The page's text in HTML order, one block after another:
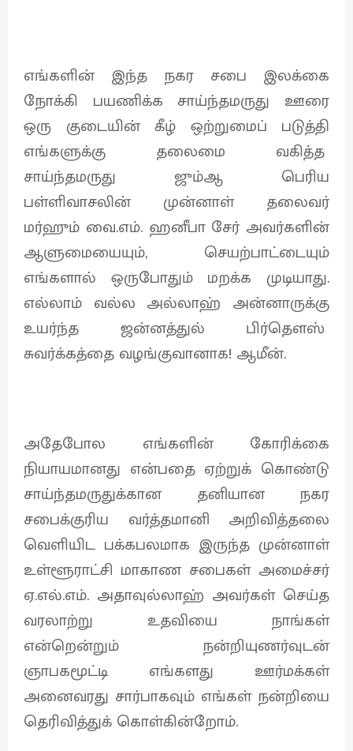
எங்களின் இந்த நகர சபை இலக்கை
நோக்கி பயணிக்க சாய்ந்தமருது ஊரை
ஒரு குடையின் கீழ் ஒற்றுமைப் படுத்தி
எங்களுக்கு தலைமை வகித்த
சாய்ந்தமருது ஜும்ஆ பெரிய
பள்ளிவாசலின் முன்னாள் தலைவர்
மர்ஹும் வை.எம். ஹனீபா சேர் அவர்களின்
ஆளுமையையும், செயற்பாட்டையும்
எங்களால் ஒருபோதும் மறக்க முடியாது.
எல்லாம் வல்ல அல்லாஹ் அன்னாருக்கு
உயர்ந்த ஜன்னத்துல் பிர்தௌஸ்
சுவர்க்கத்தை வழங்குவானாக! ஆமீன்.
அதேபோல எங்களின்‌ கோரிக்கை
நியாயமானது என்பதை ஏற்றுக் கொண்டு
சாய்ந்தமருதுக்கான தனியான நகர
சபைக்குரிய வர்த்தமானி அறிவித்தலை
வெளியிட பக்கபலமாக இருந்த முன்னாள்
உள்ளூராட்சி மாகாண சபைகள் அமைச்சர்
ஏ.எல்.எம். அதாவுல்லாஹ்‌ அவர்கள் செய்த
வரலாற்று உதவியை நாங்கள்
என்றென்றும் நன்றியுணர்வுடன்
ஞாபகமூட்டி எங்களது ஊர்மக்கள்
அனைவரது சார்பாகவும் எங்கள் நன்றியை
தெரிவித்துக் கொள்கின்றோம்.